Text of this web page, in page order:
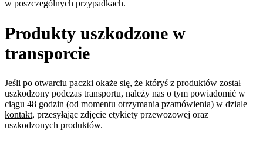
w poszczególnych przypadkach.
Produkty uszkodzone w
transporcie
Jeśli po otwarciu paczki okaże się, że któryś z produktów został
uszkodzony podczas transportu, należy nas o tym powiadomić w
ciągu 48 godzin (od momentu otrzymania pzamówienia) w dziale
kontakt, przesyłając zdjęcie etykiety przewozowej oraz
uszkodzonych produktów.